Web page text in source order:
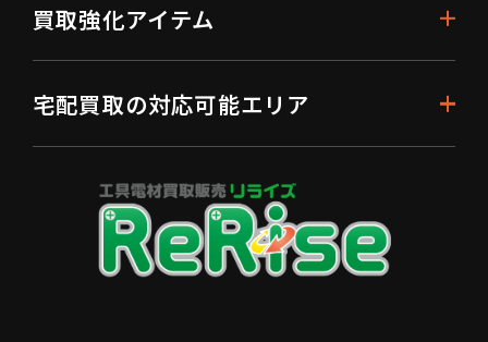
買取強化アイテム
宅配買取の対応可能エリア